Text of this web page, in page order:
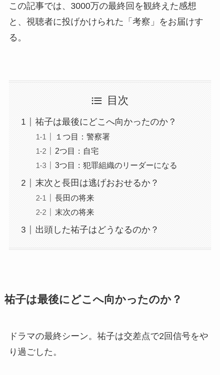
この記事では、3000万の最終回を観終えた感想
と、視聴者に投げかけられた「考察」をお届けす
る。
目次
祐子は最後にどこへ向かったのか？
１つ目：警察署
2つ目：自宅
3つ目：犯罪組織のリーダーになる
末次と長田は逃げおおせるか？
長田の将来
末次の将来
出頭した祐子はどうなるのか？
祐子は最後にどこへ向かったのか？
ドラマの最終シーン。祐子は交差点で2回信号をや
り過ごした。